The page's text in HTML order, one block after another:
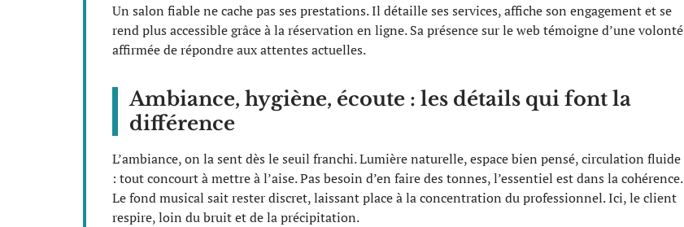
Un salon fiable ne cache pas ses prestations. Il détaille ses services, affiche son engagement et se
rend plus accessible grâce à la réservation en ligne. Sa présence sur le web témoigne d’une volonté
affirmée de répondre aux attentes actuelles.
Ambiance, hygiène, écoute : les détails qui font la
différence
L’ambiance, on la sent dès le seuil franchi. Lumière naturelle, espace bien pensé, circulation fluide
: tout concourt à mettre à l’aise. Pas besoin d’en faire des tonnes, l’essentiel est dans la cohérence.
Le fond musical sait rester discret, laissant place à la concentration du professionnel. Ici, le client
respire, loin du bruit et de la précipitation.